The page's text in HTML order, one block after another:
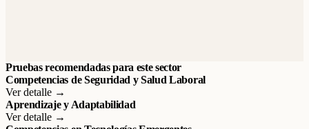
Pruebas recomendadas para este sector
Competencias de Seguridad y Salud Laboral
Ver detalle →
Aprendizaje y Adaptabilidad
Ver detalle →